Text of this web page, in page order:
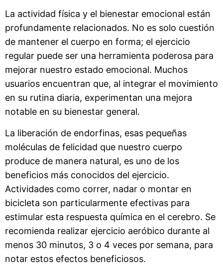
La actividad física y el bienestar emocional están
profundamente relacionados. No es solo cuestión
de mantener el cuerpo en forma; el ejercicio
regular puede ser una herramienta poderosa para
mejorar nuestro estado emocional. Muchos
usuarios encuentran que, al integrar el movimiento
en su rutina diaria, experimentan una mejora
notable en su bienestar general.
La liberación de endorfinas, esas pequeñas
moléculas de felicidad que nuestro cuerpo
produce de manera natural, es uno de los
beneficios más conocidos del ejercicio.
Actividades como correr, nadar o montar en
bicicleta son particularmente efectivas para
estimular esta respuesta química en el cerebro. Se
recomienda realizar ejercicio aeróbico durante al
menos 30 minutos, 3 o 4 veces por semana, para
notar estos efectos beneficiosos.